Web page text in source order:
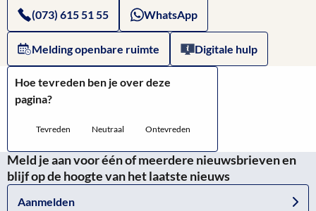
Horecaverordening
Hertogenbosch
2017
(073) 615 51 55 WhatsApp
Melding openbare ruimte Digitale hulp
Hoe tevreden ben je over deze
pagina?
Tevreden Neutraal Ontevreden
Meld je aan voor één of meerdere nieuwsbrieven en
blijf op de hoogte van het laatste nieuws
Aanmelden